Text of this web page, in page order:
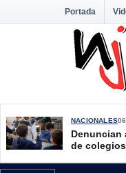
Portada
NACIONALES
Denuncian
de colegios